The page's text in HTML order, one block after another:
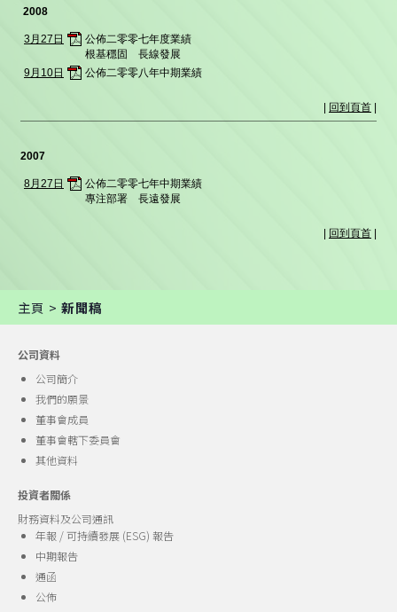
主頁 >新聞稿
公司資料
公司簡介
我們的願景
董事會成員
董事會轄下委員會
其他資料
投資者關係
財務資料及公司通訊
年報 / 可持續發展 (ESG) 報告
中期報告
通函
公佈